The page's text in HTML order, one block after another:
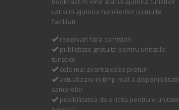
cat si in ajutorul hotelierilor cu multe
facilitati:
rezervari fara comision
publicitate gratuita pentru unitatile
turistice
cele mai avantajoase preturi
actualizare in timp real a disponibilitatii
camerelor
posibilitatea de a licita pentru o unitate